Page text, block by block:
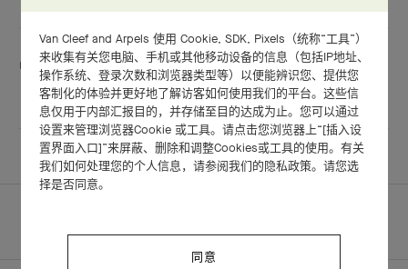
此精品店使用语言：
英语
JEDDAH - AL KHAYYAT MALL
Van Cleef and Arpels 使用 Cookie, SDK, Pixels（统称“工具”）
来收集有关您电脑、手机或其他移动设备的信息（包括IP地址、
操作系统、登录次数和浏览器类型等）以便能辨识您、提供您
客制化的体验并更好地了解访客如何使用我们的平台。这些信
息仅用于内部汇报目的，并存储至目的达成为止。您可以通过
设置来管理浏览器Cookie 或工具。请点击您浏览器上“[插入设
置界面入口]”来屏蔽、删除和调整Cookies或工具的使用。有关
我们如何处理您的个人信息，请参阅我们的隐私政策。请您选
择是否同意。
同意